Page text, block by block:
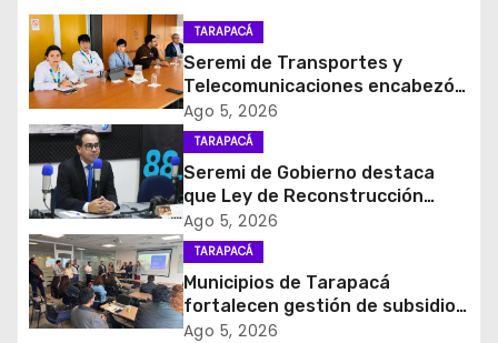
a
c
i
ó
n
d
e
TARAPACÁ
Seremi de Transportes y
Telecomunicaciones encabezó
primera mesa de coordinación
para el retiro de cables en
desuso en Iquique
Ago 5, 2026
TARAPACÁ
Seremi de Gobierno destaca
que Ley de Reconstrucción
Nacional impulsará la inversión
y el empleo en Tarapacá
Ago 5, 2026
TARAPACÁ
Municipios de Tarapacá
fortalecen gestión de subsidios
de agua potable en jornada
Ago 5, 2026